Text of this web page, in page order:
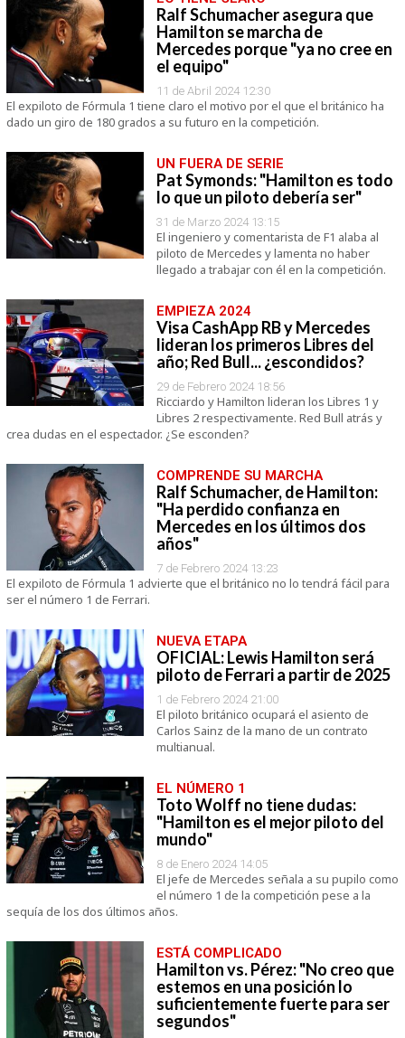
Ralf Schumacher asegura que
Hamilton se marcha de
Mercedes porque "ya no cree en
el equipo"
11 de Abril 2024 12:30
El expiloto de Fórmula 1 tiene claro el motivo por el que el británico ha
dado un giro de 180 grados a su futuro en la competición.
UN FUERA DE SERIE
Pat Symonds: "Hamilton es todo
lo que un piloto debería ser"
31 de Marzo 2024 13:15
El ingeniero y comentarista de F1 alaba al
piloto de Mercedes y lamenta no haber
llegado a trabajar con él en la competición.
EMPIEZA 2024
Visa CashApp RB y Mercedes
lideran los primeros Libres del
año; Red Bull... ¿escondidos?
29 de Febrero 2024 18:56
Ricciardo y Hamilton lideran los Libres 1 y
Libres 2 respectivamente. Red Bull atrás y
crea dudas en el espectador. ¿Se esconden?
COMPRENDE SU MARCHA
Ralf Schumacher, de Hamilton:
"Ha perdido confianza en
Mercedes en los últimos dos
años"
7 de Febrero 2024 13:23
El expiloto de Fórmula 1 advierte que el británico no lo tendrá fácil para
ser el número 1 de Ferrari.
NUEVA ETAPA
OFICIAL: Lewis Hamilton será
piloto de Ferrari a partir de 2025
1 de Febrero 2024 21:00
El piloto británico ocupará el asiento de
Carlos Sainz de la mano de un contrato
multianual.
EL NÚMERO 1
Toto Wolff no tiene dudas:
"Hamilton es el mejor piloto del
mundo"
8 de Enero 2024 14:05
El jefe de Mercedes señala a su pupilo como
el número 1 de la competición pese a la
sequía de los dos últimos años.
ESTÁ COMPLICADO
Hamilton vs. Pérez: "No creo que
estemos en una posición lo
suficientemente fuerte para ser
segundos"